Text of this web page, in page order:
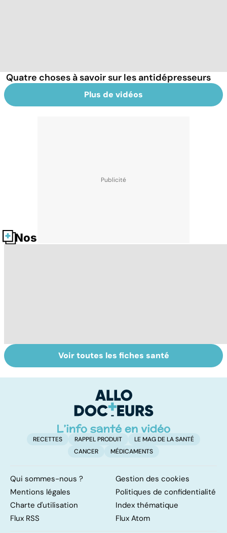
Quatre choses à savoir sur les antidépresseurs
Plus de vidéos
Nos fiches santé
Suicide : prévenir
le passage à
Post-partum : un
bouleversement
naissance
Voir toutes les fiches santé
RECETTES RAPPEL PRODUIT
LE MAG DE LA SANTÉ
CANCER
MÉDICAMENTS
Qui sommes-nous ?
Gestion des cookies
Mentions légales
Politiques de confidentialité
Charte d'utilisation
Index thématique
Flux RSS
Flux Atom